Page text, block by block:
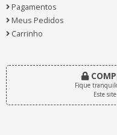
Pagamentos
Meus Pedidos
Carrinho
Fique
Este